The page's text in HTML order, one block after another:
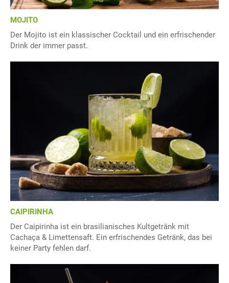
MOJITO
Der Mojito ist ein klassischer Cocktail und ein erfrischender
Drink der immer passt.
CAIPIRINHA
Der Caipirinha ist ein brasilianisches Kultgetränk mit
Cachaça & Limettensaft. Ein erfrischendes Getränk, das bei
keiner Party fehlen darf.